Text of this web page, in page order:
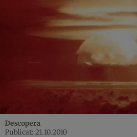
Descopera
Publicat: 21.10.2010